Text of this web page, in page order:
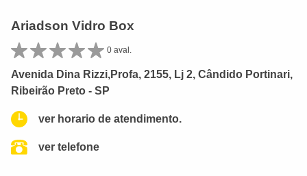
Ariadson Vidro Box
0 aval.
Avenida Dina Rizzi,Profa, 2155, Lj 2, Cândido Portinari,
Ribeirão Preto - SP
ver horario de atendimento.
ver telefone